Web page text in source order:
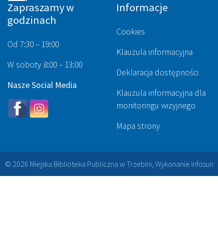
Zapraszamy w
godzinach
Od 7:30 – 19:00
W soboty 8:00 – 13:00
Nasze Social Media
Informacje
Cookies
Klauzula informacyjna
Deklaracja dostępności
Klauzula informacyjna dla
monitoringu wizyjnego
Mapa strony
© 2026 Miejska Biblioteka Publiczna w Trzebini, Wykonanie Infosun